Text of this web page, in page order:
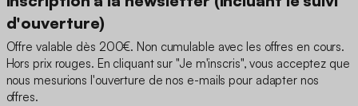
d'ouverture)
Offre valable dès 200€. Non cumulable avec les offres en cours.
Hors prix rouges. En cliquant sur "Je m'inscris", vous acceptez que
nous mesurions l'ouverture de nos e-mails pour adapter nos
offres.